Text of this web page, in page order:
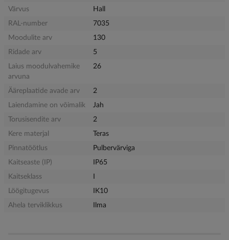
Värvus
Hall
RAL-number
7035
Moodulite arv
130
Ridade arv
5
Laius moodulvahemike
arvuna
26
Ääreplaatide avade arv
2
Laiendamine on võimalik
Jah
Torusisendite arv
2
Kere materjal
Teras
Pinnatöötlus
Pulbervärviga
Kaitseaste (IP)
IP65
Kaitseklass
Löögitugevus
IK10
Ahela terviklikkus
Ilma